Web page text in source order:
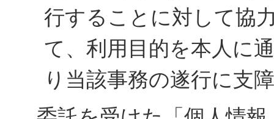
行することに対して協
て、利用目的を本人に
り当該事務の遂行に支